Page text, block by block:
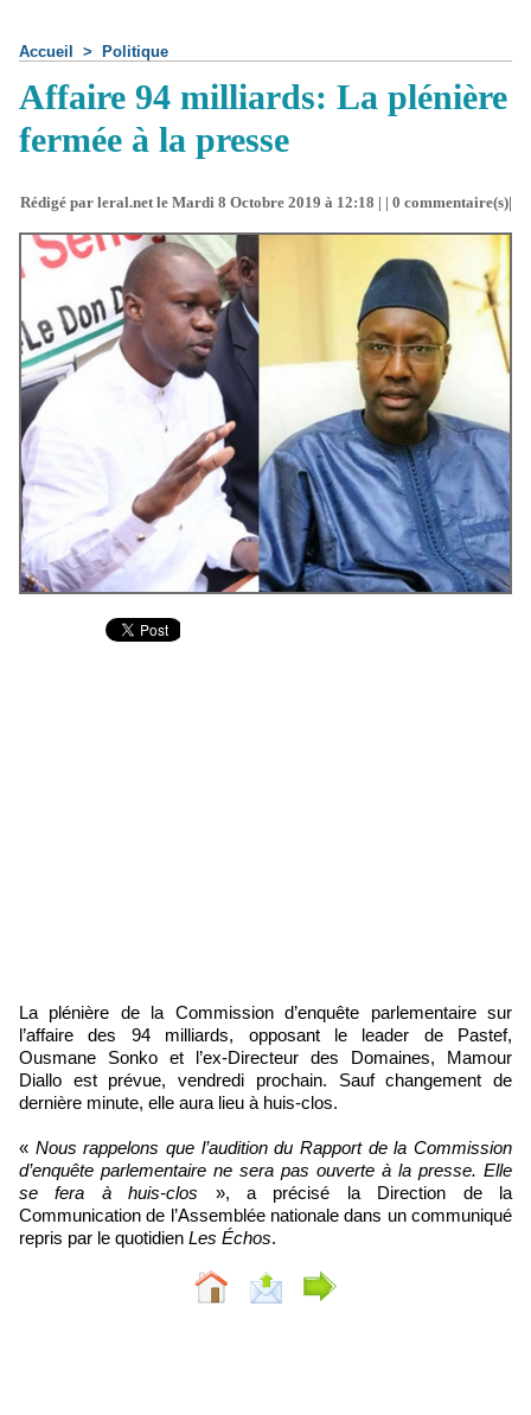
Accueil > Politique
Affaire 94 milliards: La plénière
fermée à la presse
Rédigé par leral.net le Mardi 8 Octobre 2019 à 12:18 | | 0 commentaire(s)|
La plénière de la Commission d’enquête parlementaire sur
l’affaire des 94 milliards, opposant le leader de Pastef,
Ousmane Sonko et l’ex-Directeur des Domaines, Mamour
Diallo est prévue, vendredi prochain. Sauf changement de
dernière minute, elle aura lieu à huis-clos.
« Nous rappelons que l’audition du Rapport de la Commission
d’enquête parlementaire ne sera pas ouverte à la presse. Elle
se fera à huis-clos », a précisé la Direction de la
Communication de l’Assemblée nationale dans un communiqué
repris par le quotidien Les Échos.